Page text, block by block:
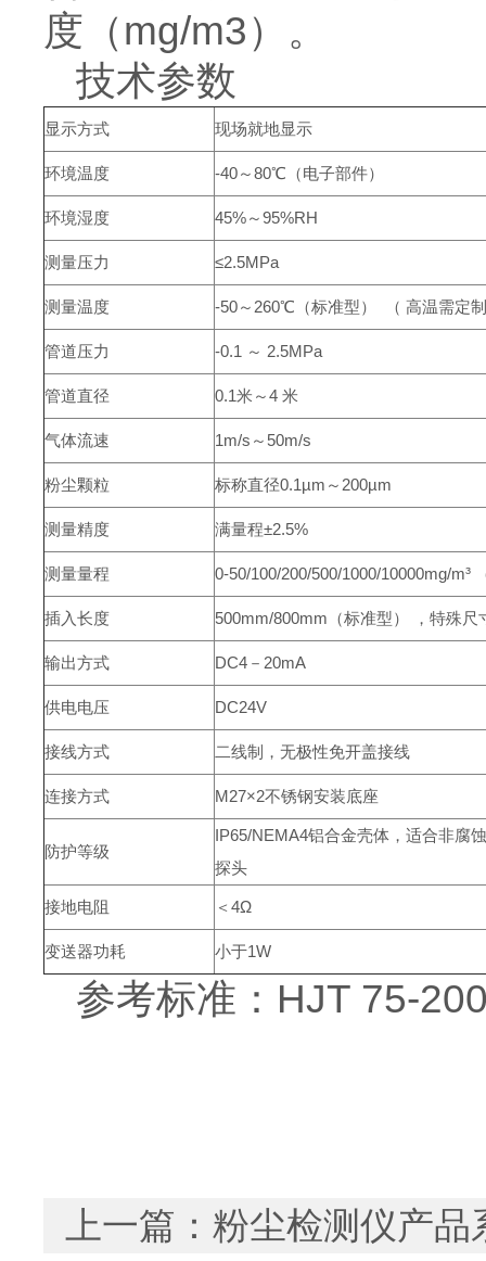
度（mg/m3）。
技术参数
显示方式 现场就地显示
环境温度 -40～80℃（电子部件）
环境湿度 45%～95%RH
测量压力 ≤2.5MPa
测量温度 -50～260℃（标准型） （ 高温需定
管道压力 -0.1 ～ 2.5MPa
管道直径 0.1米～4 米
气体流速 1m/s～50m/s
粉尘颗粒 标称直径0.1µm～200µm
测量精度 满量程±2.5%
测量量程 0-50/100/200/500/1000/10000mg/m³
插入长度 500mm/800mm（标准型） ，特殊
输出方式 DC4－20mA
供电电压 DC24V
接线方式 二线制，无极性免开盖接线
连接方式 M27×2不锈钢安装底座
防护等级
IP65/NEMA4铝合金壳体，适合非腐
探头
接地电阻 ＜4Ω
变送器功耗 小于1W
参考标准：HJT 75-
上一篇： 粉尘检测仪产品